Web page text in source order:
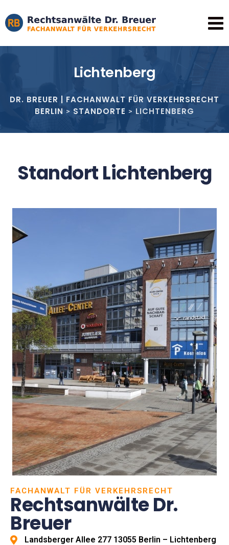
Lichtenberg
DR. BREUER | FACHANWALT FÜR VERKEHRSRECHT
BERLIN > STANDORTE > LICHTENBERG
Standort Lichtenberg
FACHANWALT FÜR VERKEHRSRECHT
Rechtsanwälte Dr.
Breuer
Landsberger Allee 277 13055 Berlin – Lichtenberg